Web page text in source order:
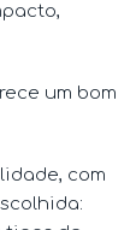
um bom
com